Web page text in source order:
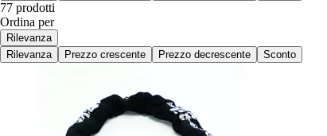
77 prodotti
Ordina per
Rilevanza
Rilevanza
Prezzo crescente Prezzo decrescente Sconto